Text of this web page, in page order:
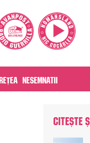
Rețea Nesemnatii
CITEȘTE ȘI